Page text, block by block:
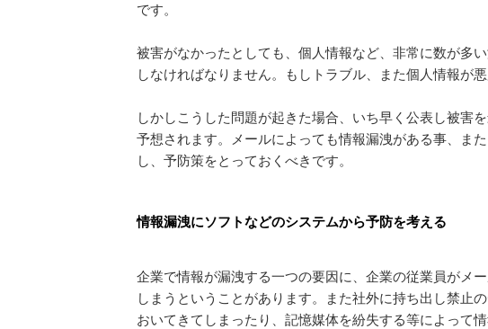
です。
被害がなかったとしても、個人情報など、非常に数が多
しなければなりません。もしトラブル、また個人情報が
しかしこうした問題が起きた場合、いち早く公表し被害
予想されます。メールによっても情報漏洩がある事、ま
し、予防策をとっておくべきです。
情報漏洩にソフトなどのシステムから予防を考える
企業で情報が漏洩する一つの要因に、企業の従業員がメ
しまうということがあります。また社外に持ち出し禁止
おいてきてしまったり、記憶媒体を紛失する等によって